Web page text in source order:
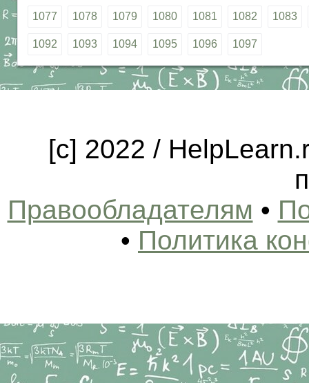
1077 1078 1079 1080 1081 1082 1083
1092 1093 1094 1095 1096 1097
[c] 2022 /
Правообладателям •
• Политика